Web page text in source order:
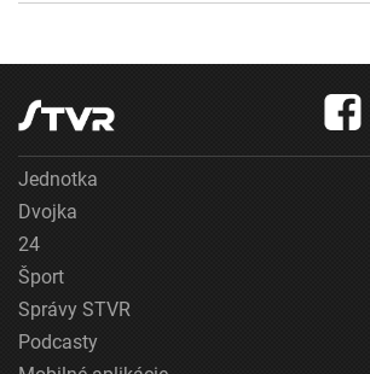
Jednotka
Dvojka
24
Šport
Správy STVR
Podcasty